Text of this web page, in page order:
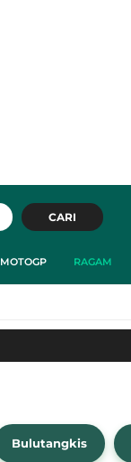
CARI
MOTOGP RAGAM
Bulutangkis